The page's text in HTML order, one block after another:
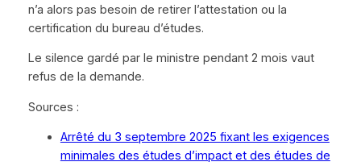
n’a alors pas besoin de retirer l’attestation ou la
certification du bureau d’études.
Le silence gardé par le ministre pendant 2 mois vaut
refus de la demande.
Sources :
Arrêté du 3 septembre 2025 fixant les exigences
minimales des études d’impact et des études de